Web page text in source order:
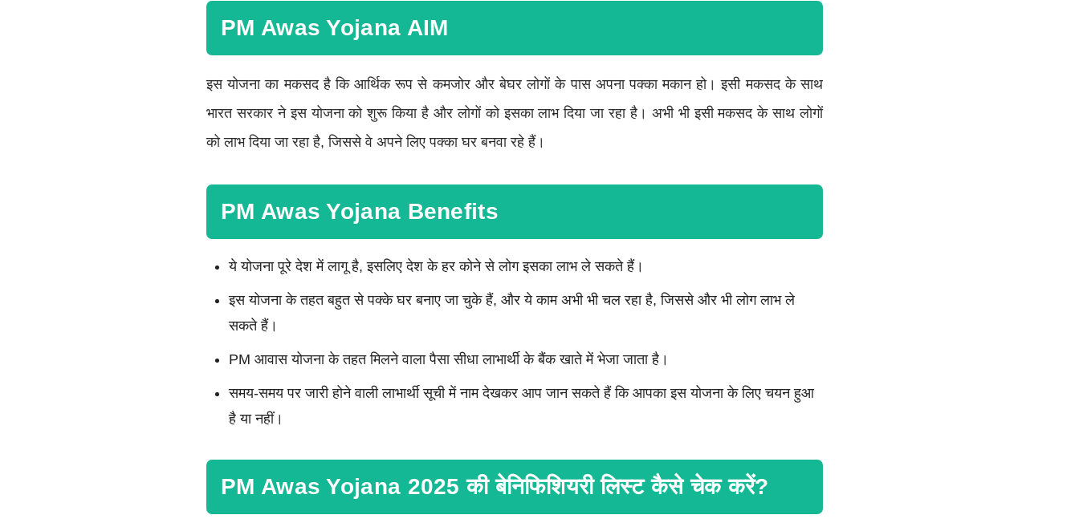
PM Awas Yojana AIM
इस योजना का मकसद है कि आर्थिक रूप से कमजोर और बेघर लोगों के पास अपना पक्का मकान हो। इसी मकसद के साथ
भारत सरकार ने इस योजना को शुरू किया है और लोगों को इसका लाभ दिया जा रहा है। अभी भी इसी मकसद के साथ लोगों
को लाभ दिया जा रहा है, जिससे वे अपने लिए पक्का घर बनवा रहे हैं।
PM Awas Yojana Benefits
ये योजना पूरे देश में लागू है, इसलिए देश के हर कोने से लोग इसका लाभ ले सकते हैं।
इस योजना के तहत बहुत से पक्के घर बनाए जा चुके हैं, और ये काम अभी भी चल रहा है, जिससे और भी लोग लाभ ले
सकते हैं।
PM आवास योजना के तहत मिलने वाला पैसा सीधा लाभार्थी के बैंक खाते में भेजा जाता है।
समय-समय पर जारी होने वाली लाभार्थी सूची में नाम देखकर आप जान सकते हैं कि आपका इस योजना के लिए चयन हुआ
है या नहीं।
PM Awas Yojana 2025 की बेनिफिशियरी लिस्ट कैसे चेक करें?